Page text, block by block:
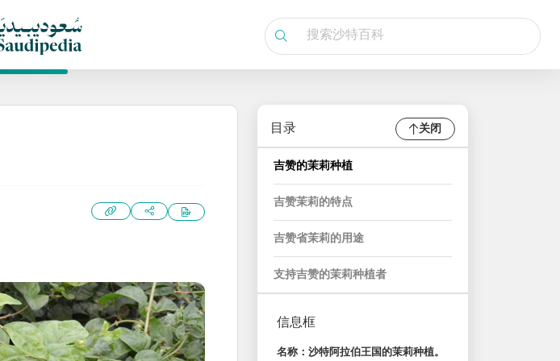
目录 关闭
吉赞的茉莉种植
吉赞茉莉的特点
吉赞省茉莉的用途
支持吉赞的茉莉种植者
信息框
名称：沙特阿拉伯王国的茉莉种植。